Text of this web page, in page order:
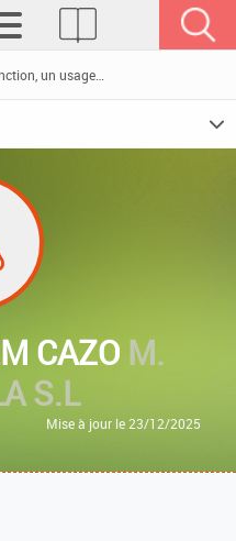
CAZO M.
S.L
Mise à jour le 23/12/2025